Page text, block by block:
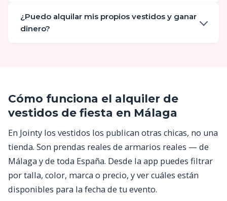
¿Puedo alquilar mis propios vestidos y ganar
dinero?
Cómo funciona el alquiler de
vestidos de fiesta en Málaga
En Jointy los vestidos los publican otras chicas, no una
tienda. Son prendas reales de armarios reales — de
Málaga y de toda España. Desde la app puedes filtrar
por talla, color, marca o precio, y ver cuáles están
disponibles para la fecha de tu evento.